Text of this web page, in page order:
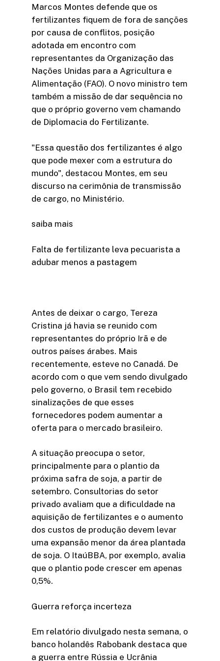
Marcos Montes defende que os
fertilizantes fiquem de fora de sanções
por causa de conflitos, posição
adotada em encontro com
representantes da Organização das
Nações Unidas para a Agricultura e
Alimentação (FAO). O novo ministro tem
também a missão de dar sequência no
que o próprio governo vem chamando
de Diplomacia do Fertilizante.
"Essa questão dos fertilizantes é algo
que pode mexer com a estrutura do
mundo", destacou Montes, em seu
discurso na cerimônia de transmissão
de cargo, no Ministério.
saiba mais
Falta de fertilizante leva pecuarista a
adubar menos a pastagem
Antes de deixar o cargo, Tereza
Cristina já havia se reunido com
representantes do próprio Irã e de
outros países árabes. Mais
recentemente, esteve no Canadá. De
acordo com o que vem sendo divulgado
pelo governo, o Brasil tem recebido
sinalizações de que esses
fornecedores podem aumentar a
oferta para o mercado brasileiro.
A situação preocupa o setor,
principalmente para o plantio da
próxima safra de soja, a partir de
setembro. Consultorias do setor
privado avaliam que a dificuldade na
aquisição de fertilizantes e o aumento
dos custos de produção devem levar
uma expansão menor da área plantada
de soja. O ItaúBBA, por exemplo, avalia
que o plantio pode crescer em apenas
0,5%.
Guerra reforça incerteza
Em relatório divulgado nesta semana, o
banco holandês Rabobank destaca que
a guerra entre Rússia e Ucrânia